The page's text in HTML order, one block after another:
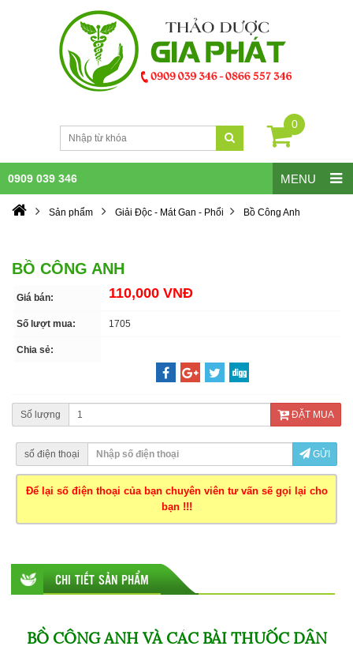
0
MENU
0909 039 346
Sản phẩm Giải Độc - Mát Gan - Phổi Bồ Công Anh
BỒ CÔNG ANH
Giá bán: 110,000 VNĐ
Số lượt mua: 1705
Chia sẻ:
Số lượng ĐẶT MUA
số điện thoại GỬI
Để lại số điện thoại của bạn chuyên viên tư vấn sẽ gọi lại cho
bạn !!!
CHI TIẾT SẢN PHẨM
BỒ CÔNG ANH VÀ CÁC BÀI THUỐC DÂN